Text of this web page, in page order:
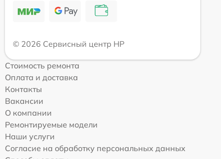
© 2026 Сервисный центр HP
Стоимость ремонта
Оплата и доставка
Контакты
Вакансии
О компании
Ремонтируемые модели
Наши услуги
Согласие на обработку персональных данных